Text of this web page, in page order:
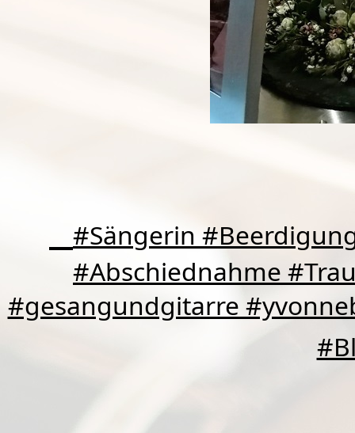
#Sängerin
#Abschiednahme
#gesangundgitarre